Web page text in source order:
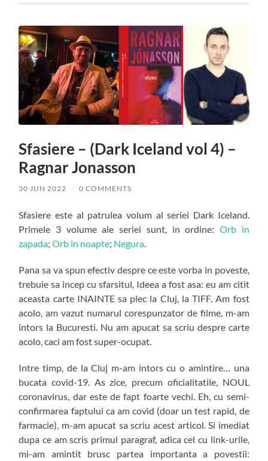
Sfasiere – (Dark Iceland vol 4) –
Ragnar Jonasson
30 JUN 2022 / 0 COMMENTS
Sfasiere este al patrulea volum al seriei Dark Iceland.
Primele 3 volume ale seriei sunt, in ordine: Orb in
zapada;Orb in noapte; Negura
Pana sa va spun efectiv despre ce este vorba in poveste,
trebuie sa incep cu sfarsitul, Ideea a fost asa: eu am citit
aceasta carte INAINTE sa plec la Cluj, la TIFF. Am fost
acolo, am vazut numarul corespunzator de filme, m-am
intors la Bucuresti. Nu am apucat sa scriu despre carte
acolo, caci am fost super-ocupat.
Intre timp, de la Cluj m-am intors cu o amintire… una
bucata covid-19. As zice, precum oficialitatile, NOUL
coronavirus, dar este de fapt foarte vechi. Eh, cu semi-
confirmarea faptului ca am covid (doar un test rapid, de
farmacie), m-am apucat sa scriu acest articol. Si imediat
dupa ce am scris primul paragraf, adica cel cu link-urile,
mi-am amintit brusc partea importanta a povestii: